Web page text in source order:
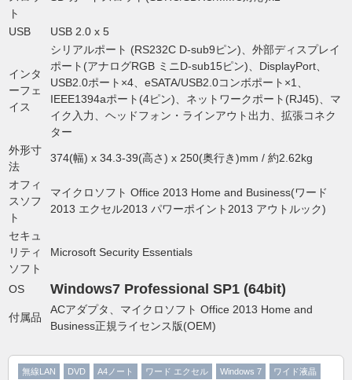
ト
USB USB 2.0 x 5
インタ
ーフェ
イス
シリアルポート (RS232C D-sub9ピン)、外部ディスプレイ
ポート(アナログRGB ミニD-sub15ピン)、DisplayPort、
USB2.0ポート×4、eSATA/USB2.0コンボポート×1、
IEEE1394aポート(4ピン)、ネットワークポート(RJ45)、マ
イク入力、ヘッドフォン・ラインアウト出力、拡張コネク
ター
外形寸
法
374(幅) x 34.3-39(高さ) x 250(奥行き)mm / 約2.62kg
オフィ
スソフ
ト
マイクロソフト Office 2013 Home and Business(ワード
2013 エクセル2013 パワーポイント2013 アウトルック)
セキュ
リティ
ソフト
Microsoft Security Essentials
OS Windows7 Professional SP1 (64bit)
付属品
ACアダプタ、マイクロソフト Office 2013 Home and
Business正規ライセンス版(OEM)
無線LAN DVD A4ノート ワード エクセル Windows 7
ワイド液晶